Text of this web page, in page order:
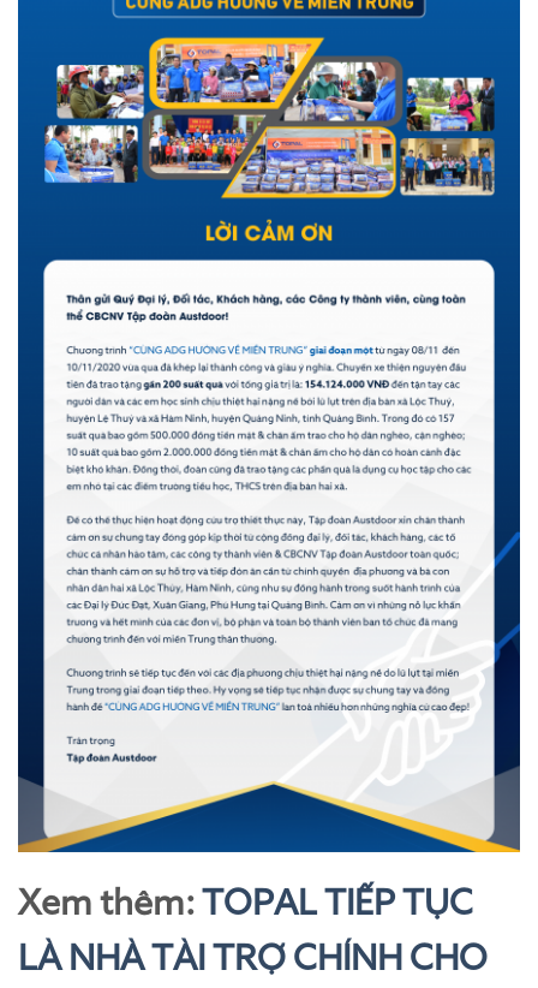
Xem thêm: TOPAL TIẾP TỤC
LÀ NHÀ TÀI TRỢ CHÍNH CHO